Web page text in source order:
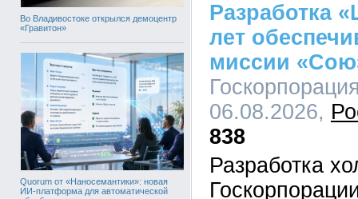
Во Владивостоке открылся демоцентр
«Гравитон»
Quorum от «Наносемантики»: новая
ИИ-платформа для автоматической
Разработка
лет
миссии
06.08.2026,
838
Разработка